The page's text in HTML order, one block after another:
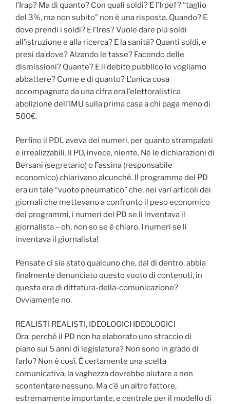
l’Irap? Ma di quanto? Con quali soldi? E l’Irpef? “taglio
del 3%, ma non subito” non è una risposta. Quando? E
dove prendi i soldi? E l’Ires? Vuole dare più soldi
all’istruzione e alla ricerca? E la sanità? Quanti soldi, e
presi da dove? Alzando le tasse? Facendo delle
dismissioni? Quante? E il debito pubblico lo vogliamo
abbattere? Come e di quanto? L’unica cosa
accompagnata da una cifra era l’elettoralistica
abolizione dell’IMU sulla prima casa a chi paga meno di
500€.
Perfino il PDL aveva dei numeri, per quanto strampalati
e irrealizzabili. Il PD, invece, niente. Né le dichiarazioni di
Bersani (segretario) o Fassina (responsabile
economico) chiarivano alcunché. Il programma del PD
era un tale “vuoto pneumatico” che, nei varî articoli dei
giornali che mettevano a confronto il peso economico
dei programmi, i numeri del PD se li inventava il
giornalista – oh, non so se è chiaro. I numeri se li
inventava il giornalista!
Pensate ci sia stato qualcuno che, dal di dentro, abbia
finalmente denunciato questo vuoto di contenuti, in
questa era di dittatura-della-comunicazione?
Ovviamente no.
REALISTI REALISTI, IDEOLOGICI IDEOLOGICI
Ora: perché il PD non ha elaborato uno straccio di
piano sui 5 anni di legislatura? Non sono in grado di
farlo? Non è così. È certamente una scelta
comunicativa, la vaghezza dovrebbe aiutare a non
scontentare nessuno. Ma c’è un altro fattore,
estremamente importante, e centrale per il modello di